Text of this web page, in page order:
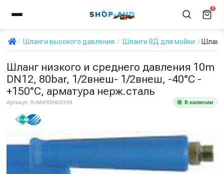
0
Шланги высокого давления Шланги ВД для мойки Шланг
Шланг низкого и среднего давления 10m
DN12, 80bar, 1/2внеш- 1/2внеш, -40°C -
+150°C, арматура нерж.сталь
Артикул: R+M4900460109 В наличии